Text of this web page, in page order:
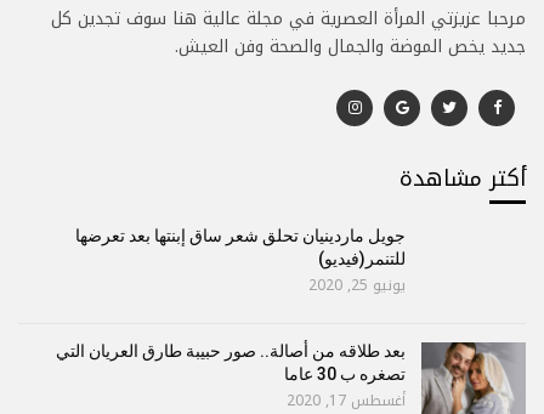
مرحبا عزيزتي المرأة العصرية في مجلة عالية هنا سوف تجدين كل
جديد يخص الموضة والجمال والصحة وفن العيش.
أكتر مشاهدة
جويل ماردينيان تحلق شعر ساق إبنتها بعد تعرضها
للتنمر(فيديو)
يونيو 25, 2020
بعد طلاقه من أصالة.. صور حبيبة طارق العريان التي
تصغره ب 30 عاما
أغسطس 17, 2020